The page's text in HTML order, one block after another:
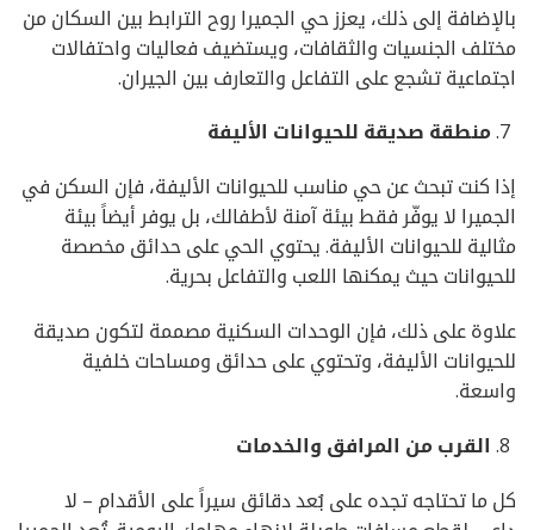
بالإضافة إلى ذلك، يعزز حي الجميرا روح الترابط بين السكان من
مختلف الجنسيات والثقافات، ويستضيف فعاليات واحتفالات
اجتماعية تشجع على التفاعل والتعارف بين الجيران.
منطقةصديقةللحيواناتالأليفة
إذا كنت تبحث عن حي مناسب للحيوانات الأليفة، فإن السكن في
الجميرا لا يوفّر فقط بيئة آمنة لأطفالك، بل يوفر أيضاً بيئة
مثالية للحيوانات الأليفة. يحتوي الحي على حدائق مخصصة
للحيوانات حيث يمكنها اللعب والتفاعل بحرية.
علاوة على ذلك، فإن الوحدات السكنية مصممة لتكون صديقة
للحيوانات الأليفة، وتحتوي على حدائق ومساحات خلفية
واسعة.
القربمنالمرافقوالخدمات
كل ما تحتاجه تجده على بُعد دقائق سيراً على الأقدام – لا